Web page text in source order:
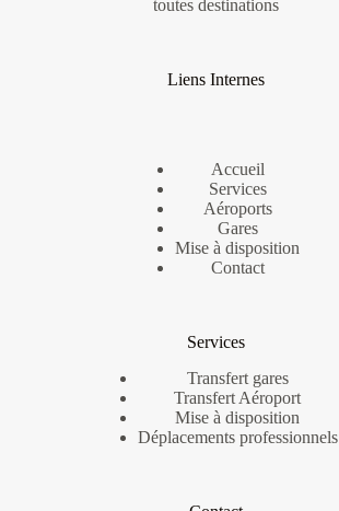
toutes destinations
Liens Internes
Accueil
Services
Aéroports
Gares
Mise à disposition
Contact
Services
Transfert gares
Transfert Aéroport
Mise à disposition
Déplacements professionnels